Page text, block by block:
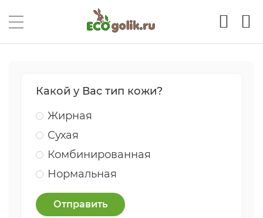
Какой у Вас тип кожи?
Жирная
Сухая
Комбинированная
Нормальная
Отправить